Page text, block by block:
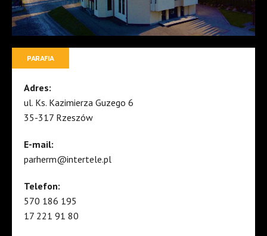
PARAFIA
Adres:
ul. Ks. Kazimierza Guzego 6
35-317 Rzeszów
E-mail:
parherm@intertele.pl
Telefon:
570 186 195
17 221 91 80